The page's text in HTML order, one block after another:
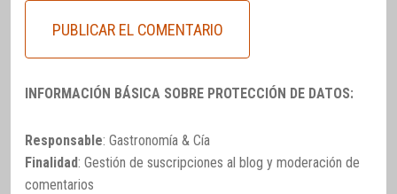
INFORMACIÓN BÁSICA SOBRE PROTECCIÓN DE DATOS:
Responsable: Gastronomía & Cía
Finalidad: Gestión de suscripciones al blog y moderación de
comentarios